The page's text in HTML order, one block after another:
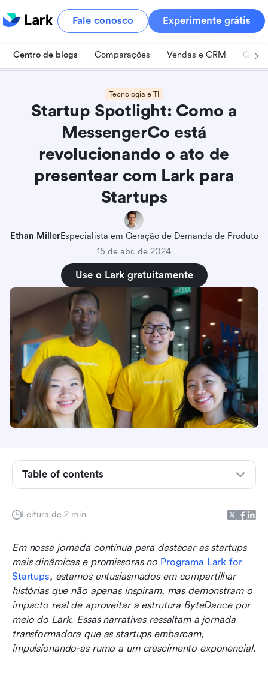
Fale conosco Experimente grátis
Centro de blogs Comparações Vendas e CRM
Tecnologia e TI
Startup Spotlight: Como a
MessengerCo está
revolucionando o ato de
presentear com Lark para
Startups
Ethan MillerEspecialista em Geração de Demanda de Produto
15 de abr. de 2024
Use o Lark gratuitamente
Leitura de 2 min
Em nossa jornada contínua para destacar as startups
mais dinâmicas e promissoras no Programa Lark for
Startups, estamos entusiasmados em compartilhar
histórias que não apenas inspiram, mas demonstram o
impacto real de aproveitar a estrutura ByteDance por
meio do Lark. Essas narrativas ressaltam a jornada
transformadora que as startups embarcam,
impulsionando-as rumo a um crescimento exponencial.
Table of contents
Depoimento do Fundador
Alcançando Novos Patamares
Crescimento desde a entrada na Lark for
Startups
Como a MessengerCo usa o Lark